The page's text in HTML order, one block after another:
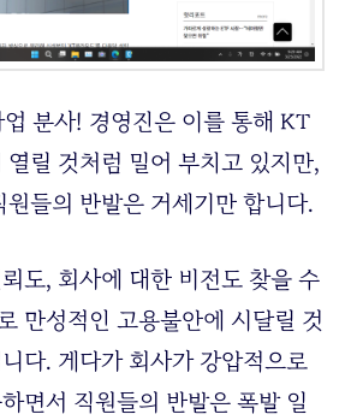
분사! 경영진은 이를 통해 KT
릴 것처럼 밀어 부치고 있지만,
들의 반발은 거세기만 합니다.
도, 회사에 대한 비전도 찾을 수
만성적인 고용불안에 시달릴 것
다. 게다가 회사가 강압적으로
면서 직원들의 반발은 폭발 일